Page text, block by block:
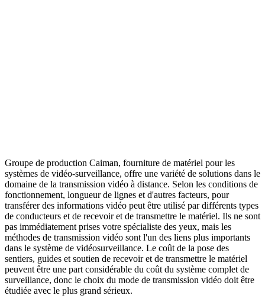
Groupe de production Caiman, fourniture de matériel pour les
systèmes de vidéo-surveillance, offre une variété de solutions dans le
domaine de la transmission vidéo à distance. Selon les conditions de
fonctionnement, longueur de lignes et d'autres facteurs, pour
transférer des informations vidéo peut être utilisé par différents types
de conducteurs et de recevoir et de transmettre le matériel. Ils ne sont
pas immédiatement prises votre spécialiste des yeux, mais les
méthodes de transmission vidéo sont l'un des liens plus importants
dans le système de vidéosurveillance. Le coût de la pose des
sentiers, guides et soutien de recevoir et de transmettre le matériel
peuvent être une part considérable du coût du système complet de
surveillance, donc le choix du mode de transmission vidéo doit être
étudiée avec le plus grand sérieux.